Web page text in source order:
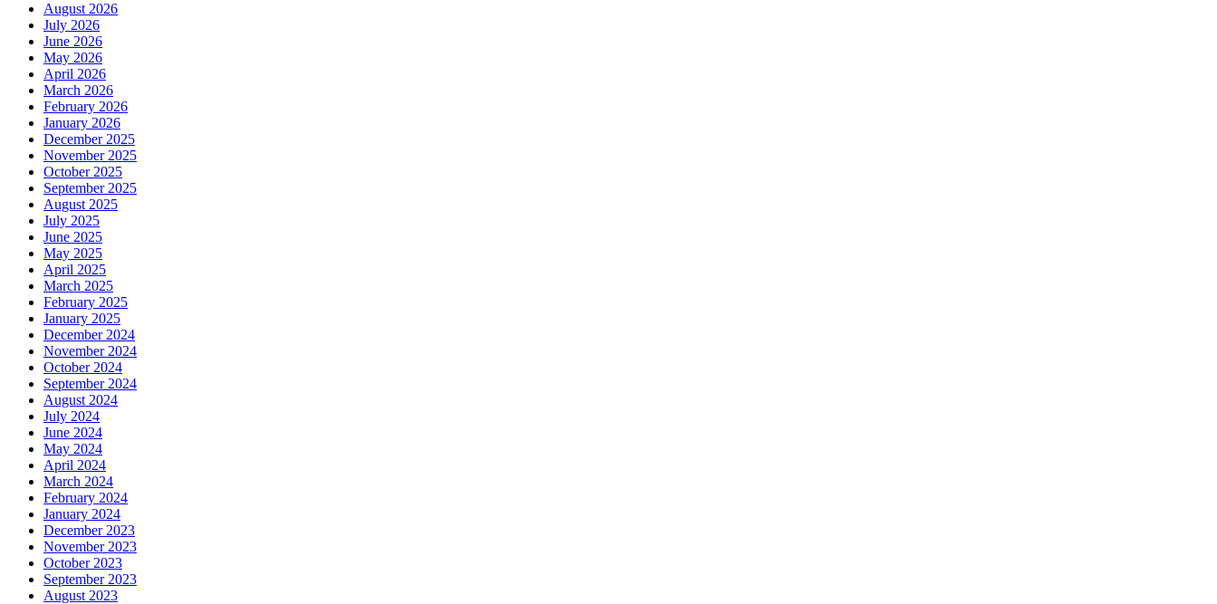
August 2026
July 2026
June 2026
May 2026
April 2026
March 2026
February 2026
January 2026
December 2025
November 2025
October 2025
September 2025
August 2025
July 2025
June 2025
May 2025
April 2025
March 2025
February 2025
January 2025
December 2024
November 2024
October 2024
September 2024
August 2024
July 2024
June 2024
May 2024
April 2024
March 2024
February 2024
January 2024
December 2023
November 2023
October 2023
September 2023
August 2023